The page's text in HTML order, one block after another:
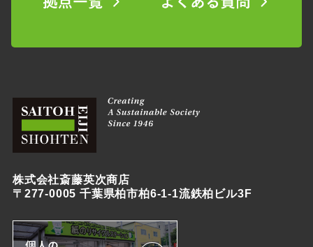
株式会社斎藤英次商店
〒277-0005 千葉県柏市柏6-1-1流鉄柏ビル3F